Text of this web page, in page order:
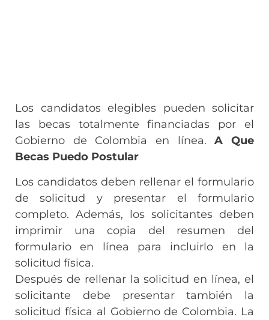
Los candidatos elegibles pueden solicitar
las becas totalmente financiadas por el
Gobierno de Colombia en línea.A Que
Becas Puedo Postular
Los candidatos deben rellenar el formulario
de solicitud y presentar el formulario
completo. Además, los solicitantes deben
imprimir una copia del resumen del
formulario en línea para incluirlo en la
solicitud física.
Después de rellenar la solicitud en línea, el
solicitante debe presentar también la
solicitud física al Gobierno de Colombia. La